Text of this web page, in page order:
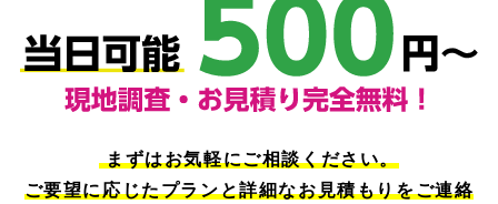
まずはお気軽にご相談ください。
ご要望に応じたプランと詳細なお見積もりをご連絡